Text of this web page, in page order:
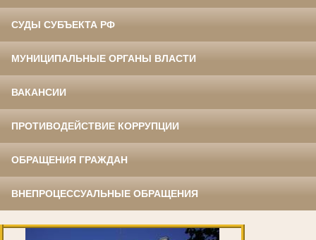
СУДЫ СУБЪЕКТА РФ
МУНИЦИПАЛЬНЫЕ ОРГАНЫ ВЛАСТИ
ВАКАНСИИ
ПРОТИВОДЕЙСТВИЕ КОРРУПЦИИ
ОБРАЩЕНИЯ ГРАЖДАН
ВНЕПРОЦЕССУАЛЬНЫЕ ОБРАЩЕНИЯ